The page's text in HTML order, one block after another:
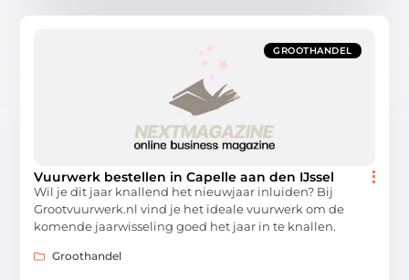
GROOTHANDEL
Vuurwerk bestellen in Capelle aan den IJssel
Wil je dit jaar knallend het nieuwjaar inluiden? Bij
Grootvuurwerk.nl vind je het ideale vuurwerk om de
komende jaarwisseling goed het jaar in te knallen.
Groothandel